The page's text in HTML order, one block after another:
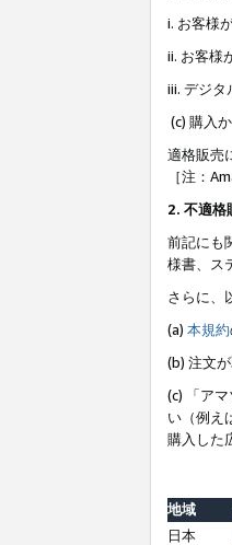
i. お客様
ii. お客様
iii. デジタ
(c) 購入
適格販売
［注：
2. 不適格
前記にも
様書、ス
さらに、
(a) 本規約
(b) 注文
(c) 「ア
い（例え
購入した
地域
日本